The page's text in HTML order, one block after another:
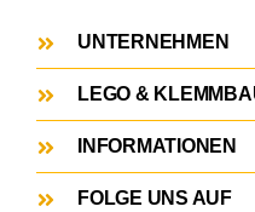
UNTERNEHMEN
LEGO &
INFORMATIONEN
FOLGE UNS AUF